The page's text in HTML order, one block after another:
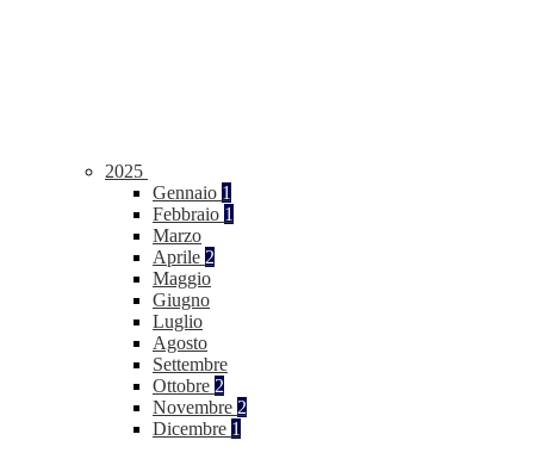
2025
Gennaio 1
Febbraio 1
Marzo
Aprile 2
Maggio
Giugno
Luglio
Agosto
Settembre
Ottobre 2
Novembre 2
Dicembre 1